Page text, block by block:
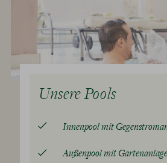
Unsere Pools
Innenpool mit
Außenpool mit